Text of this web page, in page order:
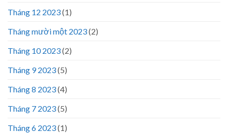
Tháng 12 2023(1)
Tháng mười một 2023(2)
Tháng 10 2023(2)
Tháng 9 2023(5)
Tháng 8 2023(4)
Tháng 7 2023(5)
Tháng 6 2023(1)